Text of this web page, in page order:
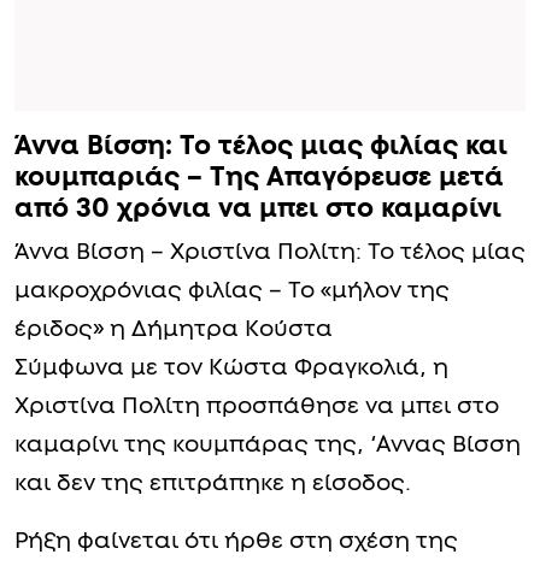
Άννα Βίσση: Το τέλος μιας φιλίας και
κουμπαριάς – Της Aπαγόpεuσε μετά
από 30 χρόνια να μπει στο καμαρίνι
Άννα Βίσση – Χριστίνα Πολίτη: Το τέλος μίας
μακροχρόνιας φιλίας – Το «μήλον της
έριδος» η Δήμητρα Κούστα
Σύμφωνα με τον Κώστα Φραγκολιά, η
Χριστίνα Πολίτη προσπάθησε να μπει στο
καμαρίνι της κουμπάρας της, ‘Αννας Βίσση
και δεν της επιτράπηκε η είσοδος.
Ρήξη φαίνεται ότι ήρθε στη σχέση της